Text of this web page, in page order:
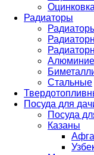
Оцинковка
Радиаторы
Стальные
Посуда для
Посуда
Казаны